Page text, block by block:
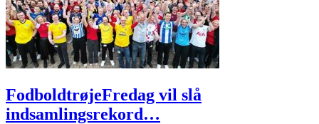
FodboldtrøjeFredag vil slå
indsamlingsrekord…